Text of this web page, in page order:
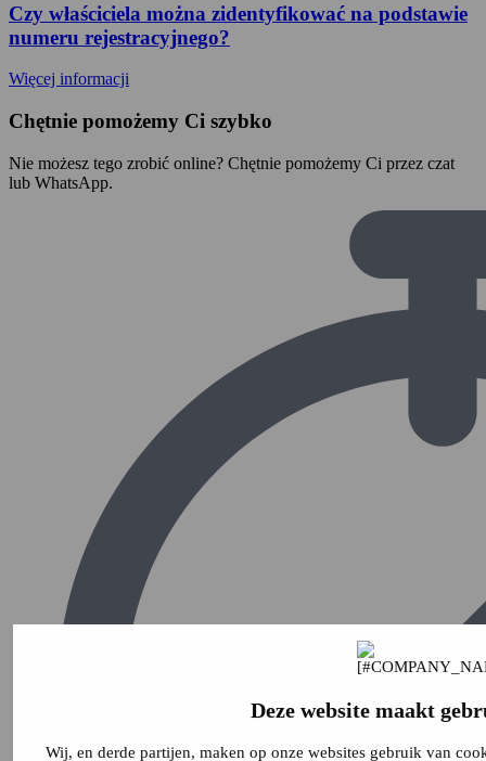
Deze website maakt
Wij, en derde partijen, maken op onze websites gebruik van
Czy właściciela można zidentyfikować na podstawie
numeru rejestracyjnego?
Więcej informacji
Chętnie pomożemy Ci szybko
Nie możesz tego zrobić online? Chętnie pomożemy Ci przez czat
lub WhatsApp.